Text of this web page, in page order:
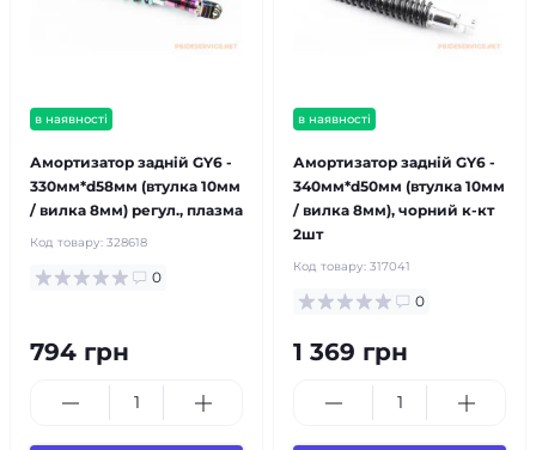
в наявності
Амортизатор задній GY6 -
330мм*d58мм (втулка 10мм
/ вилка 8мм) регул., плазма
Код товару: 328618
0
794 грн
в наявності
Амортизатор задній GY6 -
340мм*d50мм (втулка 10мм
/ вилка 8мм), чорний к-кт
2шт
Код товару: 317041
0
1 369 грн